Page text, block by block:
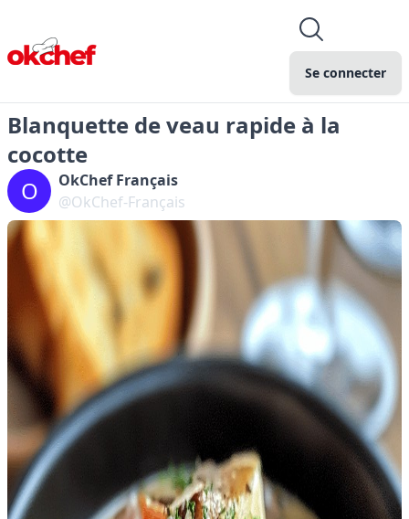
Se connecter
Blanquette de veau rapide à la
cocotte
O
OkChef Français
@OkChef-Français